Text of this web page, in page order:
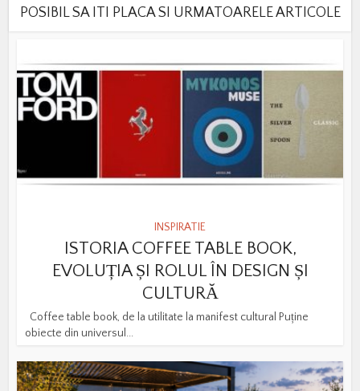
POSIBIL SA ITI PLACA SI URMATOARELE ARTICOLE
INSPIRATIE
ISTORIA COFFEE TABLE BOOK,
EVOLUȚIA ȘI ROLUL ÎN DESIGN ȘI
CULTURĂ
Coffee table book, de la utilitate la manifest cultural Puține
obiecte din universul...